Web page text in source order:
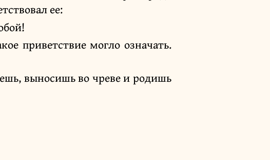
ее:
приветствие могло означать.
выносишь во чреве и родишь